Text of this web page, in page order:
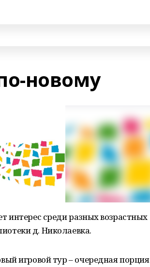
новому
интерес среди разных возрастных
д. Николаевка.
игровой тур – очередная порция